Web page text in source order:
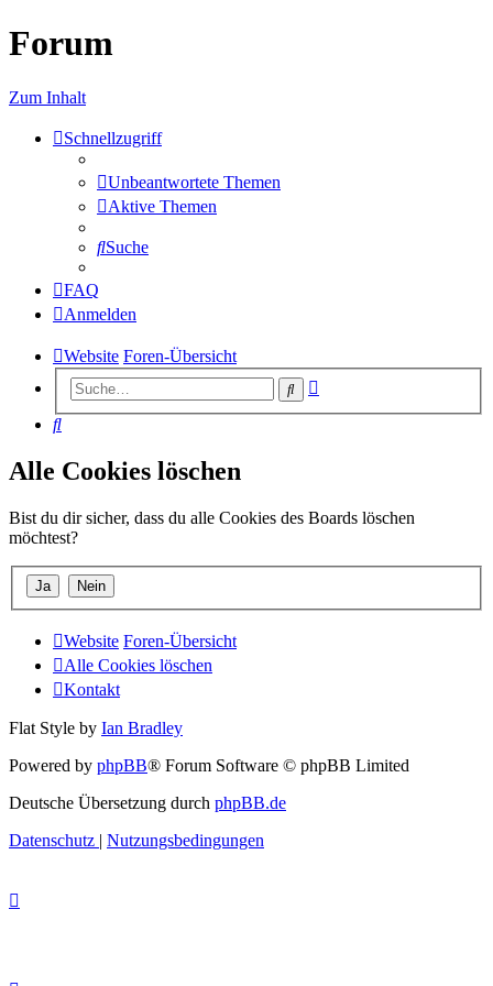
Forum
Zum Inhalt
Schnellzugriff
Unbeantwortete Themen
Aktive Themen
Suche
FAQ
Anmelden
Website Foren-Übersicht
Suche
Suche
Alle Cookies löschen
Bist du dir sicher, dass du alle Cookies des Boards löschen
möchtest?
Website Foren-Übersicht
Alle Cookies löschen
Kontakt
Flat Style by Ian Bradley
Powered by phpBB® Forum Software © phpBB Limited
Deutsche Übersetzung durch phpBB.de
Datenschutz | Nutzungsbedingungen